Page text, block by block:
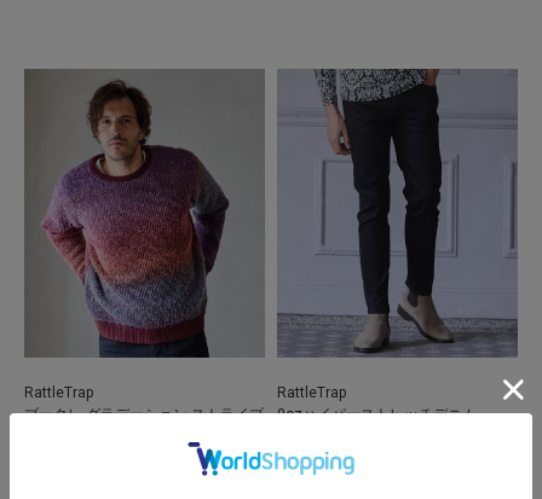
RattleTrap
ブークレ グラデーション ストライプ
RattleTrap
9ozハイパーストレッチデニム